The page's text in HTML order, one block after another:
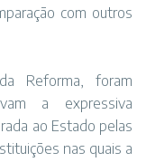
com outros
Reforma, foram
a expressiva
ao Estado pelas
nas quais a